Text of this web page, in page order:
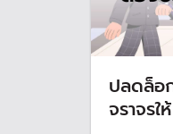
ปลดล็อ
จราจร